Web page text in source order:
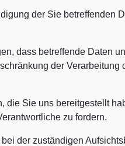
der Sie betreffenden
dass betreffende Daten
der Verarbeitung
die Sie uns bereitgestellt
zu fordern.
der zuständigen